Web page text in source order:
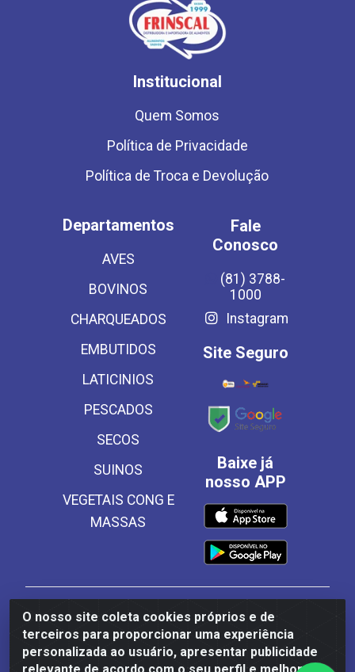
O nosso site coleta cookies próprios e de
terceiros para proporcionar uma experiência
personalizada ao usuário, apresentar publicidade
Institucional
Quem Somos
Política de Privacidade
Política de Troca e Devolução
Departamentos
AVES
BOVINOS
CHARQUEADOS
EMBUTIDOS
LATICINIOS
PESCADOS
SECOS
SUINOS
VEGETAIS CONG E
MASSAS
Fale
Conosco
(81) 3788-
1000
Instagram
Site Seguro
Baixe já
nosso APP
Frinscal - Distribuidora e Importadora de Alimentos
LTDA - Rodovia BR 101 Sul Km 187, 310 Galpão - Santa
Rosa, Palmares/PE - CEP 55540-000 - CNPJ
03.504.437/0001-50